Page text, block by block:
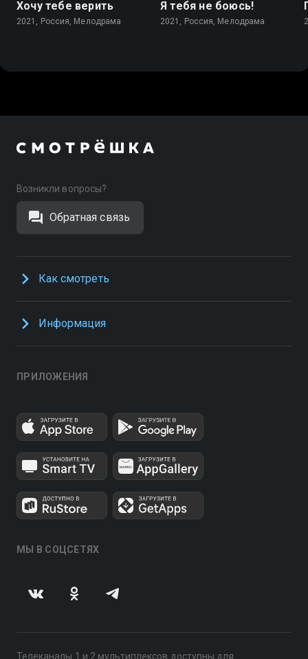
Хочу тебе верить
2021, Россия, Мелодрама
Я тебя не боюсь!
2021, Россия, Мелодрама
Возникли вопросы?
Обратная связь
Как смотреть
Информация
ПРИЛОЖЕНИЯ
МЫ В СОЦСЕТЯХ
Телеканалы 1 и 2 мультиплексов доступны для